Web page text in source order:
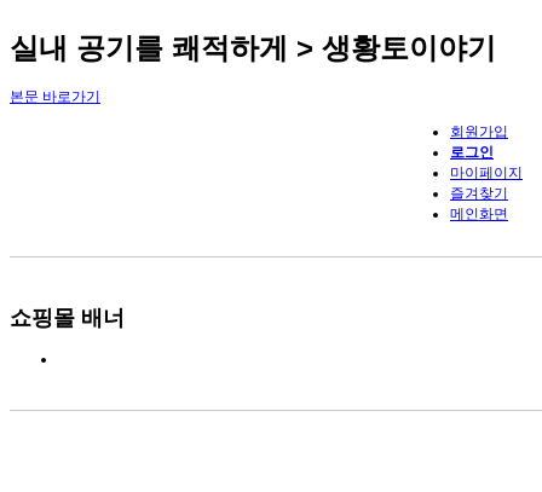
실내 공기를 쾌적하게 > 생황토이야기
본문 바로가기
회원가입
로그인
마이페이지
즐겨찾기
메인화면
쇼핑몰 배너